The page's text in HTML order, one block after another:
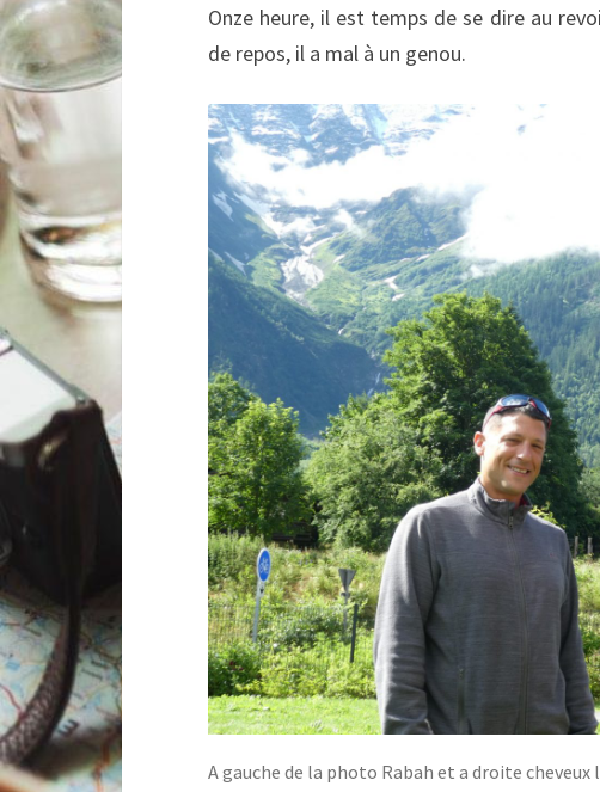
Onze heure, il est temps de se dire au
de repos, il a mal à un genou.
A gauche de la photo Rabah et a droite cheveux